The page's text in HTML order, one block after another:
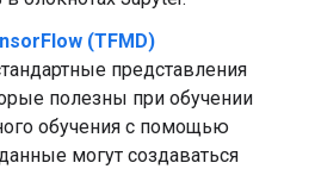
(TFMD)
представления
полезны при обучении
обучения с помощью
могут создаваться